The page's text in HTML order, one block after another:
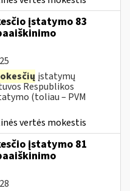
įstatymo 83
įstatymų
Respublikos
(toliau – PVM
vertės mokestis
įstatymo 81